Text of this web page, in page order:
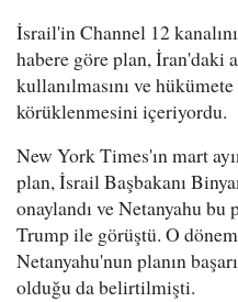
İsrail'in Channel 12
habere göre plan, İran'daki
kullanılmasını ve
körüklenmesini içeriyordu.
New York Times'ın mart
plan, İsrail Başbakanı
onaylandı ve Netanyahu
Trump ile görüştü. O
Netanyahu'nun planın
olduğu da belirtilmişti.